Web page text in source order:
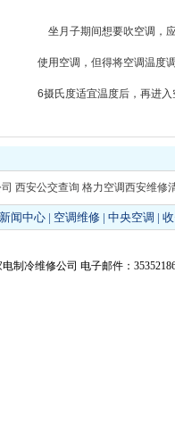
坐月子期间想要吹空调，
使用空调，但得将空调温度
6摄氏度适宜温度后，再进入
西安公交查询 格力空调西安维修
新闻中心| 空调维修| 中央空调 |
制冷维修公司 电子邮件：